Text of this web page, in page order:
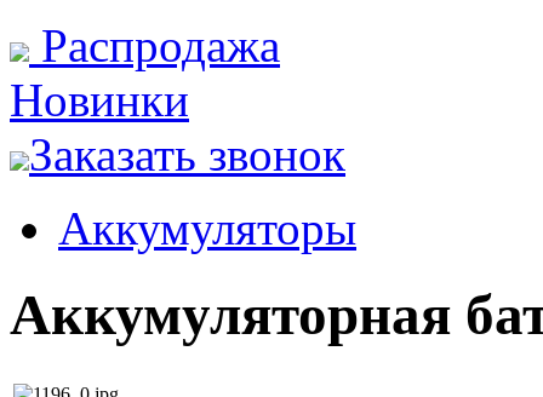
Распродажа
Новинки
Заказать звонок
Аккумуляторы
Аккумуляторная